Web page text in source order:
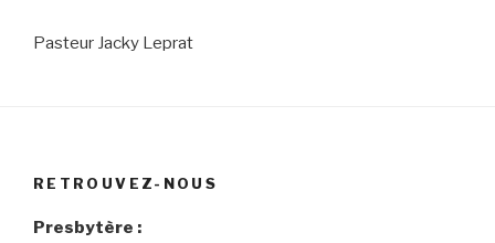
Pasteur Jacky Leprat
RETROUVEZ-NOUS
Presbytère :